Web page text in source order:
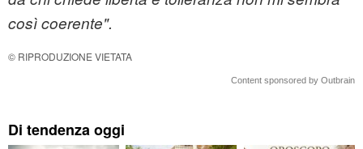
così coerente".
© RIPRODUZIONE VIETATA
Content sponsored by Outbrain
Di tendenza oggi